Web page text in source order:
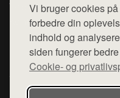
Vi bruger cookies
forbedre din
indhold og
siden fungerer
Cookie- og
Top Rabatter
Kontakt